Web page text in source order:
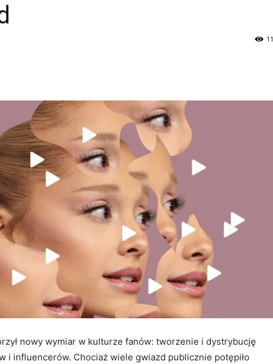
11
nowy wymiar w kulturze fanów: tworzenie i dystrybucję
i influencerów. Chociaż wiele gwiazd publicznie potępiło